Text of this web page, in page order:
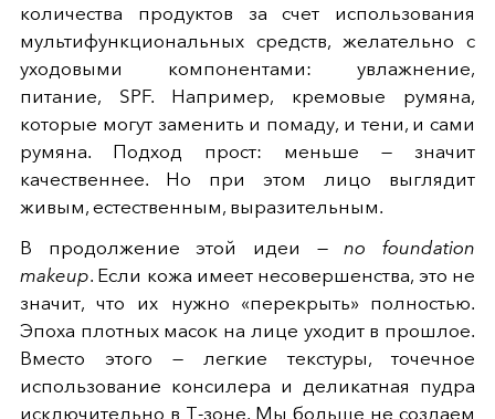
количества продуктов за счет использования
мультифункциональных средств, желательно с
уходовыми компонентами: увлажнение,
питание, SPF. Например, кремовые румяна,
которые могут заменить и помаду, и тени, и сами
румяна. Подход прост: меньше — значит
качественнее. Но при этом лицо выглядит
живым, естественным, выразительным.
В продолжение этой идеи —no foundation
makeup. Если кожа имеет несовершенства, это не
значит, что их нужно «перекрыть» полностью.
Эпоха плотных масок на лице уходит в прошлое.
Вместо этого — легкие текстуры, точечное
использование консилера и деликатная пудра
исключительно в Т-зоне. Мы больше не создаем